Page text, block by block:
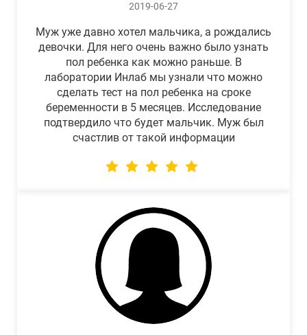
2019-06-27
Муж уже давно хотел мальчика, а рождались
девочки. Для него очень важно было узнать
пол ребенка как можно раньше. В
лаборатории Инлаб мы узнали что можно
сделать тест на пол ребенка на сроке
беременности в 5 месяцев. Исследование
подтвердило что будет мальчик. Муж был
счастлив от такой информации